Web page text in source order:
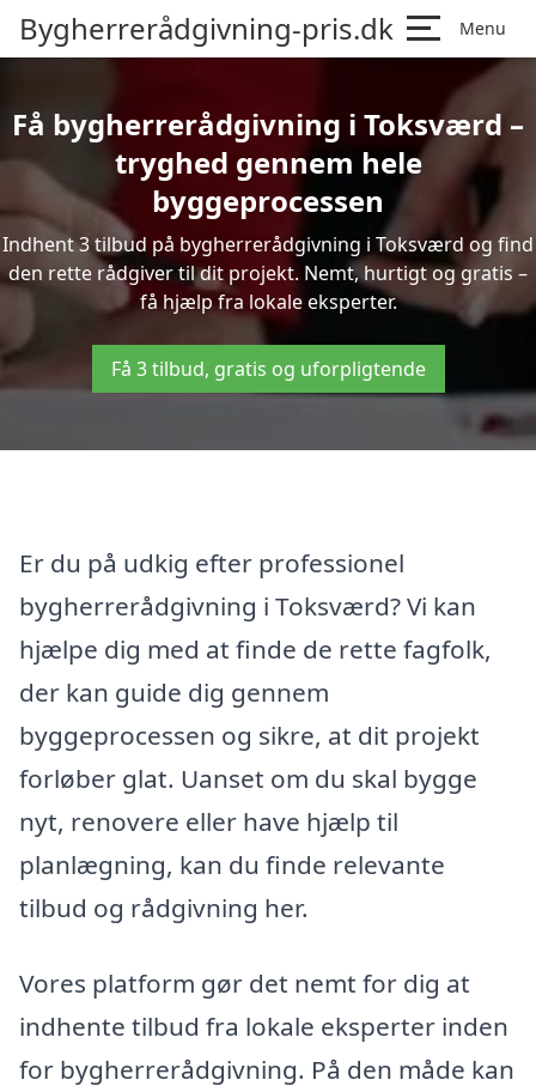
Bygherrerådgivning-pris.dk Menu
Få bygherrerådgivning i Toksværd –
tryghed gennem hele
byggeprocessen
Indhent 3 tilbud på bygherrerådgivning i Toksværd og find
den rette rådgiver til dit projekt. Nemt, hurtigt og gratis –
få hjælp fra lokale eksperter.
Få 3 tilbud, gratis og uforpligtende
Er du på udkig efter professionel
bygherrerådgivning i Toksværd? Vi kan
hjælpe dig med at finde de rette fagfolk,
der kan guide dig gennem
byggeprocessen og sikre, at dit projekt
forløber glat. Uanset om du skal bygge
nyt, renovere eller have hjælp til
planlægning, kan du finde relevante
tilbud og rådgivning her.
Vores platform gør det nemt for dig at
indhente tilbud fra lokale eksperter inden
for bygherrerådgivning. På den måde kan